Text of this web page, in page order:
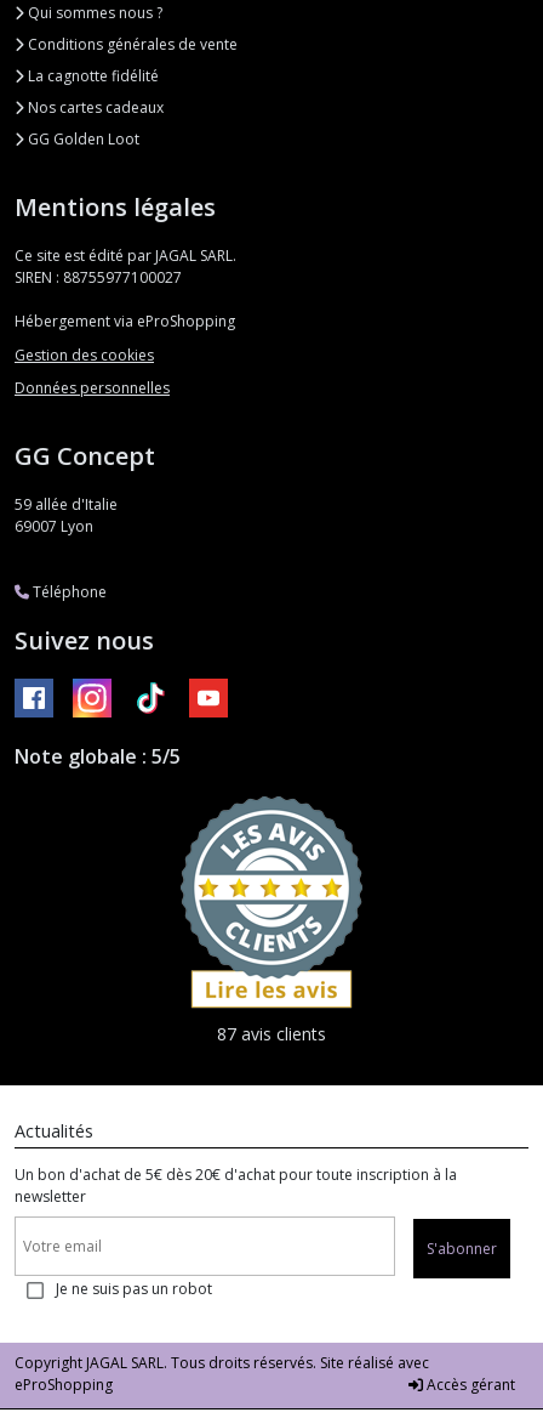
Qui sommes nous ?
Conditions générales de vente
La cagnotte fidélité
Nos cartes cadeaux
GG Golden Loot
Mentions légales
Ce site est édité par JAGAL SARL.
SIREN : 88755977100027
Hébergement via eProShopping
Gestion des cookies
Données personnelles
GG Concept
59 allée d'Italie
69007 Lyon
Téléphone
Suivez nous
Note globale : 5/5
87 avis clients
Actualités
Un bon d'achat de 5€ dès 20€ d'achat pour toute inscription à la
newsletter
S'abonner
Je ne suis pas un robot
Copyright JAGAL SARL. Tous droits réservés. Site réalisé avec
eProShopping
Accès gérant